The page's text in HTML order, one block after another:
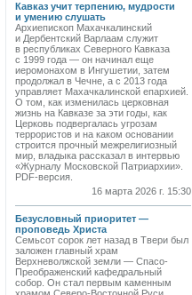
Кавказ учит терпению, мудрости
и умению слушать
Архиепископ Махачкалинский
и Дербентский Варлаам служит
в республиках Северного Кавказа
с 1999 года — он начинал еще
иеромонахом в Ингушетии, затем
продолжал в Чечне, а с 2013 года
управляет Махачкалинской епархией.
О том, как изменилась церковная
жизнь на Кавказе за эти годы, как
Церковь подвергалась угрозам
террористов и на каком основании
строится прочный межрелигиозный
мир, владыка рассказал в интервью
«Журналу Московской Патриархии».
PDF-версия.
16 марта 2026 г. 15:30
Безусловный приоритет —
проповедь Христа
Семьсот сорок лет назад в Твери был
заложен главный храм
Верхневолжской земли — Спасо-
Преображенский кафедральный
собор. Он стал первым каменным